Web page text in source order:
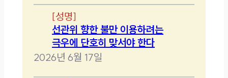
[성명]
선관위 향한 불만 이용하려는
극우에 단호히 맞서야 한다
2026년 6월 17일